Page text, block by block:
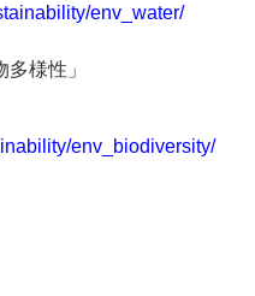
env_water/
様性」
env_biodiversity/